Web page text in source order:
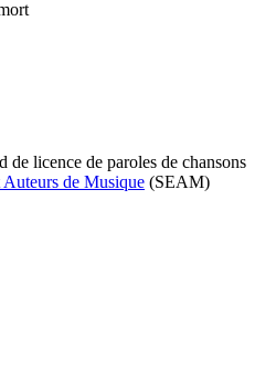
de licence de paroles de chansons
Auteurs de Musique (SEAM)